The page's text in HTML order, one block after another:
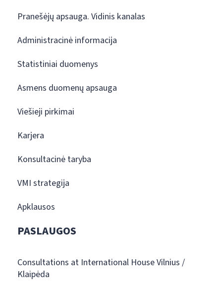
Pranešėjų apsauga. Vidinis kanalas
Administracinė informacija
Statistiniai duomenys
Asmens duomenų apsauga
Viešieji pirkimai
Karjera
Konsultacinė taryba
VMI strategija
Apklausos
PASLAUGOS
Consultations at International House Vilnius /
Klaipėda